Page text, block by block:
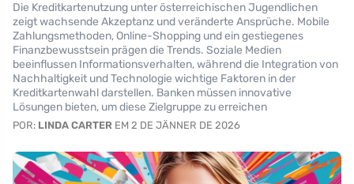
Die Kreditkartenutzung unter österreichischen Jugendlichen
zeigt wachsende Akzeptanz und veränderte Ansprüche. Mobile
Zahlungsmethoden, Online-Shopping und ein gestiegenes
Finanzbewusstsein prägen die Trends. Soziale Medien
beeinflussen Informationsverhalten, während die Integration von
Nachhaltigkeit und Technologie wichtige Faktoren in der
Kreditkartenwahl darstellen. Banken müssen innovative
Lösungen bieten, um diese Zielgruppe zu erreichen
POR: LINDA CARTER EM 2 DE JÄNNER DE 2026